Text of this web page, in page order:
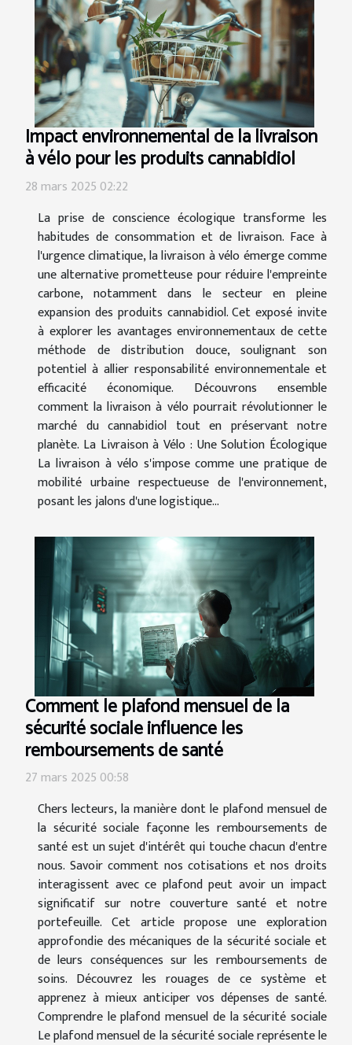
Impact environnemental de la livraison
à vélo pour les produits cannabidiol
28 mars 2025 02:22
La prise de conscience écologique transforme les
habitudes de consommation et de livraison. Face à
l'urgence climatique, la livraison à vélo émerge comme
une alternative prometteuse pour réduire l'empreinte
carbone, notamment dans le secteur en pleine
expansion des produits cannabidiol. Cet exposé invite
à explorer les avantages environnementaux de cette
méthode de distribution douce, soulignant son
potentiel à allier responsabilité environnementale et
efficacité économique. Découvrons ensemble
comment la livraison à vélo pourrait révolutionner le
marché du cannabidiol tout en préservant notre
planète. La Livraison à Vélo : Une Solution Écologique
La livraison à vélo s'impose comme une pratique de
mobilité urbaine respectueuse de l'environnement,
posant les jalons d'une logistique...
Comment le plafond mensuel de la
sécurité sociale influence les
remboursements de santé
27 mars 2025 00:58
Chers lecteurs, la manière dont le plafond mensuel de
la sécurité sociale façonne les remboursements de
santé est un sujet d'intérêt qui touche chacun d'entre
nous. Savoir comment nos cotisations et nos droits
interagissent avec ce plafond peut avoir un impact
significatif sur notre couverture santé et notre
portefeuille. Cet article propose une exploration
approfondie des mécaniques de la sécurité sociale et
de leurs conséquences sur les remboursements de
soins. Découvrez les rouages de ce système et
apprenez à mieux anticiper vos dépenses de santé.
Comprendre le plafond mensuel de la sécurité sociale
Le plafond mensuel de la sécurité sociale représente le